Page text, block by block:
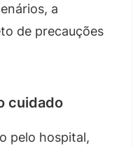
a
de precauções
cuidado
pelo hospital,